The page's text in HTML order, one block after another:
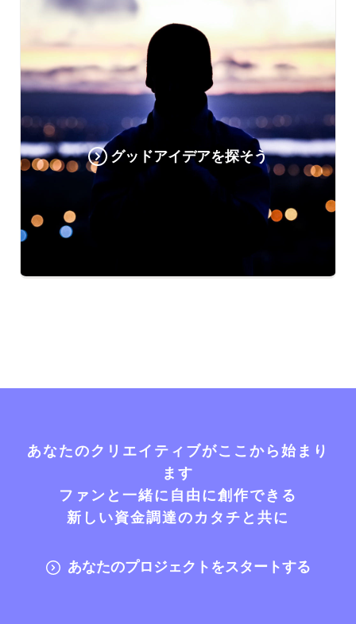
グッドアイデアを探そう
あなたのクリエイティブがここから始まり
ます
ファンと一緒に自由に創作できる
新しい資金調達のカタチと共に
あなたのプロジェクトをスタートする